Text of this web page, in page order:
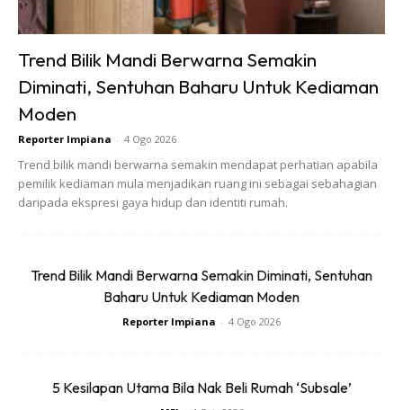
Trend Bilik Mandi Berwarna Semakin
Diminati, Sentuhan Baharu Untuk Kediaman
Moden
Reporter Impiana - 4 Ogo 2026
Trend bilik mandi berwarna semakin mendapat perhatian apabila
pemilik kediaman mula menjadikan ruang ini sebagai sebahagian
daripada ekspresi gaya hidup dan identiti rumah.
Trend Bilik Mandi Berwarna Semakin Diminati, Sentuhan
Baharu Untuk Kediaman Moden
Reporter Impiana - 4 Ogo 2026
5 Kesilapan Utama Bila Nak Beli Rumah ‘Subsale’